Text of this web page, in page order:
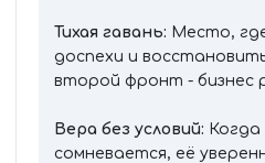
Тихая гавань: Место,
доспехи и
второй фронт - бизнес
Вера без условий: Когда
сомневается, её